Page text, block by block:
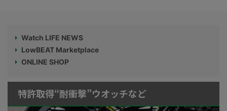
Watch LIFE NEWS
LowBEAT Marketplace
ONLINE SHOP
特許取得“耐衝撃”ウオッチなど